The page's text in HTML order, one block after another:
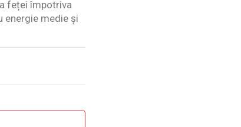
feței împotriva
energie medie și